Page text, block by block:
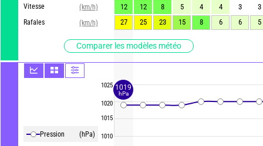
Vitesse
(km/h)
Rafales
(km/h)
Comparer les modèles météo
Pression (hPa)
1025
1020
1015
1010
12
12 8 5 4 4 3
3
27
25 23 15 8 6 6 5
1019
hPa